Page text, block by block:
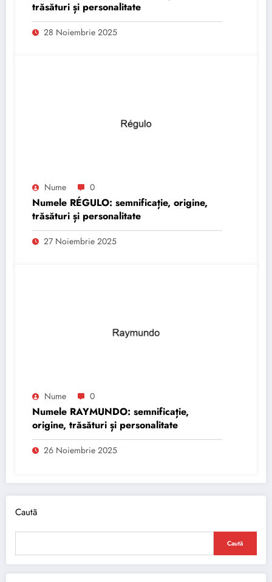
trăsături și personalitate
28 Noiembrie 2025
Nume 0
Numele RÉGULO: semnificație, origine,
trăsături și personalitate
27 Noiembrie 2025
Nume 0
Numele RAYMUNDO: semnificație,
origine, trăsături și personalitate
26 Noiembrie 2025
Caută
Caută